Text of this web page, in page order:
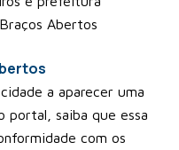
Abertos
a aparecer uma
portal, saiba que essa
com os